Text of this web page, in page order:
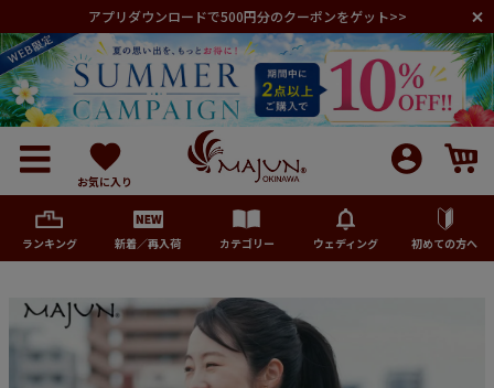
アプリダウンロードで500円分のクーポンをゲット>>
お気に入り
ランキング 新着／再入荷 カテゴリー ウェディング 初めての方へ
レディース